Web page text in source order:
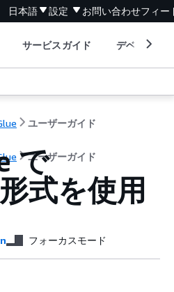
日本語 設定 お問い合わせフィー
サービスガイド デベロッパ
ユーザーガイド
ユーザーガイド
で
式を使用
フォーカスモード